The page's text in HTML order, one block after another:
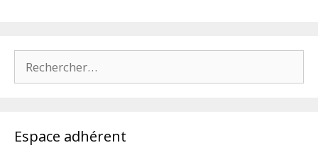
Espace adhérent